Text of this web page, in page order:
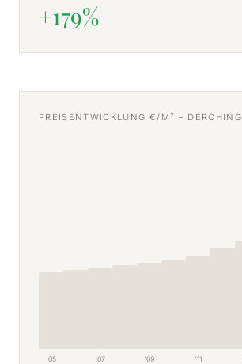
+179%
PREISENTWICKLUNG €/M² – DERCHING
'05 '07 '09 '11